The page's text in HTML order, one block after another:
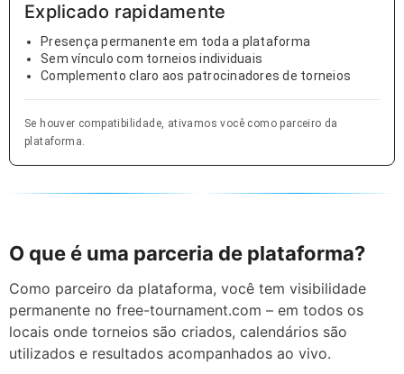
Explicado rapidamente
Presença permanente em toda a plataforma
Sem vínculo com torneios individuais
Complemento claro aos patrocinadores de torneios
Se houver compatibilidade, ativamos você como parceiro da
plataforma.
O que é uma parceria de plataforma?
Como parceiro da plataforma, você tem visibilidade
permanente no free-tournament.com – em todos os
locais onde torneios são criados, calendários são
utilizados e resultados acompanhados ao vivo.